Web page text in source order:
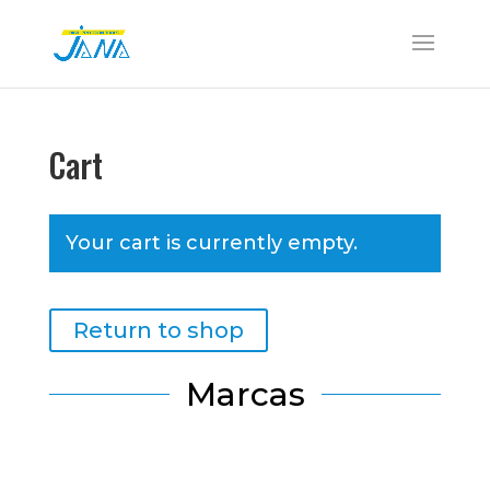
Cart
Your cart is currently empty.
Return to shop
Marcas